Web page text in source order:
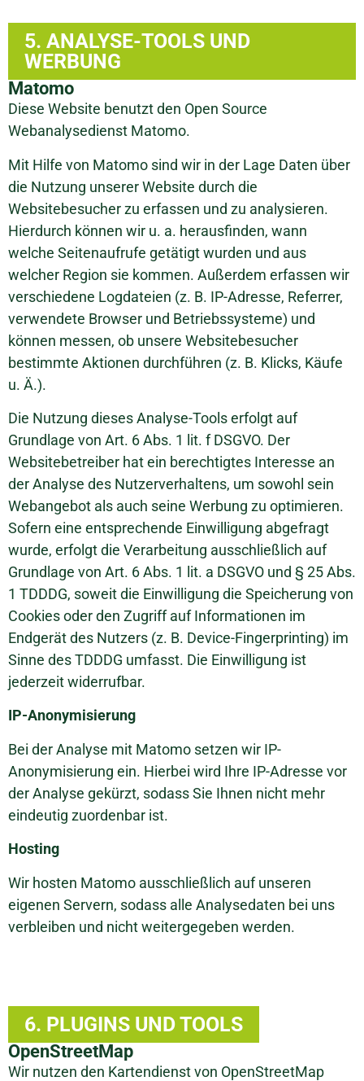
5. ANALYSE-TOOLS UND
WERBUNG
Matomo
Diese Website benutzt den Open Source
Webanalysedienst Matomo.
Mit Hilfe von Matomo sind wir in der Lage Daten über
die Nutzung unserer Website durch die
Websitebesucher zu erfassen und zu analysieren.
Hierdurch können wir u. a. herausfinden, wann
welche Seitenaufrufe getätigt wurden und aus
welcher Region sie kommen. Außerdem erfassen wir
verschiedene Logdateien (z. B. IP-Adresse, Referrer,
verwendete Browser und Betriebssysteme) und
können messen, ob unsere Websitebesucher
bestimmte Aktionen durchführen (z. B. Klicks, Käufe
u. Ä.).
Die Nutzung dieses Analyse-Tools erfolgt auf
Grundlage von Art. 6 Abs. 1 lit. f DSGVO. Der
Websitebetreiber hat ein berechtigtes Interesse an
der Analyse des Nutzerverhaltens, um sowohl sein
Webangebot als auch seine Werbung zu optimieren.
Sofern eine entsprechende Einwilligung abgefragt
wurde, erfolgt die Verarbeitung ausschließlich auf
Grundlage von Art. 6 Abs. 1 lit. a DSGVO und § 25 Abs.
1 TDDDG, soweit die Einwilligung die Speicherung von
Cookies oder den Zugriff auf Informationen im
Endgerät des Nutzers (z. B. Device-Fingerprinting) im
Sinne des TDDDG umfasst. Die Einwilligung ist
jederzeit widerrufbar.
IP-Anonymisierung
Bei der Analyse mit Matomo setzen wir IP-
Anonymisierung ein. Hierbei wird Ihre IP-Adresse vor
der Analyse gekürzt, sodass Sie Ihnen nicht mehr
eindeutig zuordenbar ist.
Hosting
Wir hosten Matomo ausschließlich auf unseren
eigenen Servern, sodass alle Analysedaten bei uns
verbleiben und nicht weitergegeben werden.
6. PLUGINS UND TOOLS
OpenStreetMap
Wir nutzen den Kartendienst von OpenStreetMap